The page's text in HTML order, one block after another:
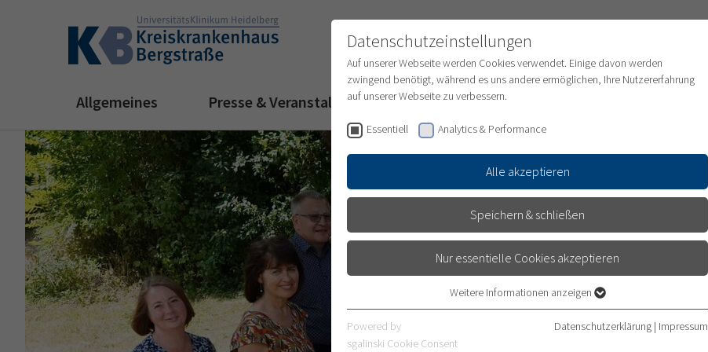
Allgemeines Presse & Veranstaltungen Medizinische Abteilungen
Datenschutzeinstellungen
Auf unserer Webseite werden Cookies verwendet. Einige davon werden
zwingend benötigt, während es uns andere ermöglichen, Ihre Nutzererfahrung
auf unserer Webseite zu verbessern.
Essentiell Analytics & Performance
Alle akzeptieren
Speichern & schließen
Nur essentielle Cookies akzeptieren
Essentielle Cookies werden für grundlegende Funktionen der Webseite
benötigt. Dadurch ist gewährleistet, dass die Webseite einwandfrei
Weitere Informationen anzeigen
Powered by
sgalinski Cookie Consent
Datenschutzerklärung | Impressum